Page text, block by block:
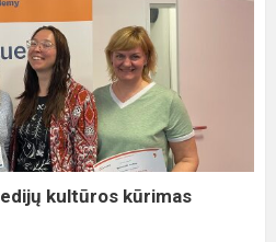
kultūros kūrimas